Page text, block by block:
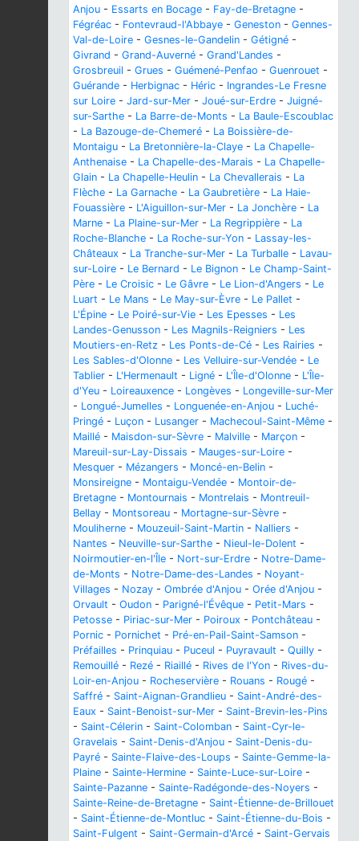
Anjou - Essarts en Bocage - Fay-de-Bretagne -
Fégréac - Fontevraud-l'Abbaye - Geneston - Gennes-
Val-de-Loire - Gesnes-le-Gandelin - Gétigné -
Givrand - Grand-Auverné - Grand'Landes -
Grosbreuil - Grues - Guémené-Penfao - Guenrouet -
Guérande - Herbignac - Héric - Ingrandes-Le Fresne
sur Loire - Jard-sur-Mer - Joué-sur-Erdre - Juigné-
sur-Sarthe - La Barre-de-Monts - La Baule-Escoublac
- La Bazouge-de-Chemeré - La Boissière-de-
Montaigu - La Bretonnière-la-Claye - La Chapelle-
Anthenaise - La Chapelle-des-Marais - La Chapelle-
Glain - La Chapelle-Heulin - La Chevallerais - La
Flèche - La Garnache - La Gaubretière - La Haie-
Fouassière - L'Aiguillon-sur-Mer - La Jonchère - La
Marne - La Plaine-sur-Mer - La Regrippière - La
Roche-Blanche - La Roche-sur-Yon - Lassay-les-
Châteaux - La Tranche-sur-Mer - La Turballe - Lavau-
sur-Loire - Le Bernard - Le Bignon - Le Champ-Saint-
Père - Le Croisic - Le Gâvre - Le Lion-d'Angers - Le
Luart - Le Mans - Le May-sur-Èvre - Le Pallet -
L'Épine - Le Poiré-sur-Vie - Les Epesses - Les
Landes-Genusson - Les Magnils-Reigniers - Les
Moutiers-en-Retz - Les Ponts-de-Cé - Les Rairies -
Les Sables-d'Olonne - Les Velluire-sur-Vendée - Le
Tablier - L'Hermenault - Ligné - L'Île-d'Olonne - L'Île-
d'Yeu - Loireauxence - Longèves - Longeville-sur-Mer
- Longué-Jumelles - Longuenée-en-Anjou - Luché-
Pringé - Luçon - Lusanger - Machecoul-Saint-Même -
Maillé - Maisdon-sur-Sèvre - Malville - Marçon -
Mareuil-sur-Lay-Dissais - Mauges-sur-Loire -
Mesquer - Mézangers - Moncé-en-Belin -
Monsireigne - Montaigu-Vendée - Montoir-de-
Bretagne - Montournais - Montrelais - Montreuil-
Bellay - Montsoreau - Mortagne-sur-Sèvre -
Mouliherne - Mouzeuil-Saint-Martin - Nalliers -
Nantes - Neuville-sur-Sarthe - Nieul-le-Dolent -
Noirmoutier-en-l'Île - Nort-sur-Erdre - Notre-Dame-
de-Monts - Notre-Dame-des-Landes - Noyant-
Villages - Nozay - Ombrée d'Anjou - Orée d'Anjou -
Orvault - Oudon - Parigné-l'Évêque - Petit-Mars -
Petosse - Piriac-sur-Mer - Poiroux - Pontchâteau -
Pornic - Pornichet - Pré-en-Pail-Saint-Samson -
Préfailles - Prinquiau - Puceul - Puyravault - Quilly -
Remouillé - Rezé - Riaillé - Rives de l'Yon - Rives-du-
Loir-en-Anjou - Rocheservière - Rouans - Rougé -
Saffré - Saint-Aignan-Grandlieu - Saint-André-des-
Eaux - Saint-Benoist-sur-Mer - Saint-Brevin-les-Pins
- Saint-Célerin - Saint-Colomban - Saint-Cyr-le-
Gravelais - Saint-Denis-d'Anjou - Saint-Denis-du-
Payré - Sainte-Flaive-des-Loups - Sainte-Gemme-la-
Plaine - Sainte-Hermine - Sainte-Luce-sur-Loire -
Sainte-Pazanne - Sainte-Radégonde-des-Noyers -
Sainte-Reine-de-Bretagne - Saint-Étienne-de-Brillouet
- Saint-Étienne-de-Montluc - Saint-Étienne-du-Bois -
Saint-Fulgent - Saint-Germain-d'Arcé - Saint-Gervais